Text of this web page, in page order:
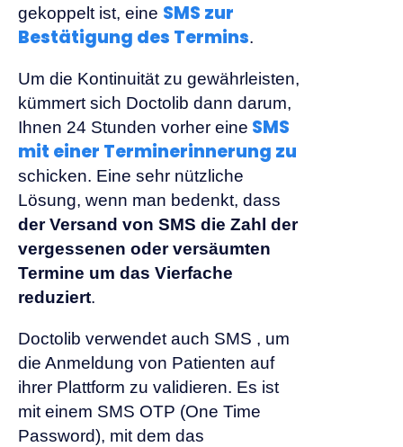
gekoppelt ist, eine SMS zur
Bestätigung des Termins.
Um die Kontinuität zu gewährleisten,
kümmert sich Doctolib dann darum,
Ihnen 24 Stunden vorher eine SMS
mit einer Terminerinnerung zu
schicken. Eine sehr nützliche
Lösung, wenn man bedenkt, dass
der Versand von SMS die Zahl der
vergessenen oder versäumten
Termine um das Vierfache
reduziert.
Doctolib verwendet auch SMS , um
die Anmeldung von Patienten auf
ihrer Plattform zu validieren. Es ist
mit einem SMS OTP (One Time
Password), mit dem das